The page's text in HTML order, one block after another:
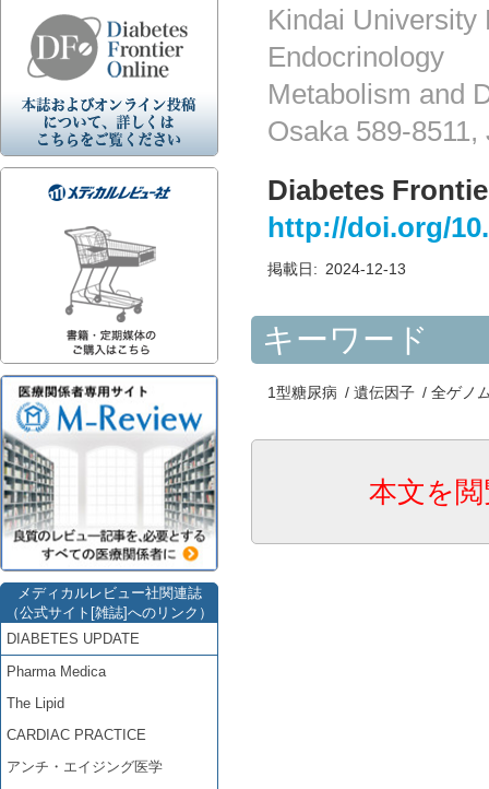
メディカルレビュー社関連誌
（公式サイト[雑誌]へのリンク）
DIABETES UPDATE
Pharma Medica
The Lipid
CARDIAC PRACTICE
アンチ・エイジング医学
Kindai University
Endocrinology
Metabolism and
Osaka 589-8511,
Diabetes
http://doi.org/
掲載日: 2024-12-13
キーワード
1型糖尿病 / 遺伝因子 / 全ゲノ
本文を